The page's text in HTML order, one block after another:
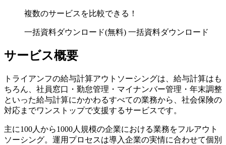
複数のサービスを比較できる！
一括資料ダウンロード(無料) 一括資料ダウンロード
サービス概要
トライアンフの給与計算アウトソーシングは、給与計算はも
ちろん、社員窓口・勤怠管理・マイナンバー管理・年末調整
といった給与計算にかかわるすべての業務から、社会保険の
対応までワンストップで支援するサービスです。
主に100人から1000人規模の企業における業務をフルアウト
ソーシング。運用プロセスは導入企業の実情に合わせて個別